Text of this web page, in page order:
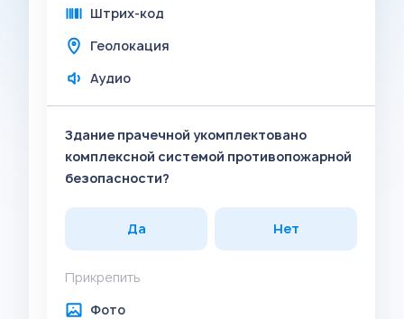
Штрих-код
Геолокация
Аудио
Здание прачечной укомплектовано
комплексной системой противопожарной
безопасности?
Да Нет
Прикрепить
Фото